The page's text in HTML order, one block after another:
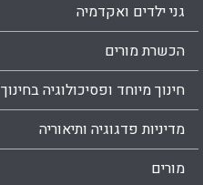
גני ילדים ואקדמיה
הכשרת מורים
חינוך מיוחד ופסיכולוגיה בחינוך
מדיניות פדגוגיה ותיאוריה
מורים